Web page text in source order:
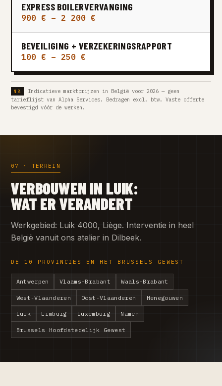
EXPRESS BOILERVERVANGING
900 € – 2 200 €
BEVEILIGING + VERZEKERINGSRAPPORT
100 € – 250 €
Indicatieve marktprijzen in België voor 2026 — geen
tarieflijst van Alpha Services. Bedragen excl. btw. Vaste offerte
bevestigd vóór de werken.
07 · TERREIN
VERBOUWEN IN LUIK:
WAT ER VERANDERT
Werkgebied: Luik 4000, Liège. Interventie in heel
België vanuit ons atelier in Dilbeek.
DE 10 PROVINCIES EN HET BRUSSELS GEWEST
Antwerpen Vlaams-Brabant Waals-Brabant
West-Vlaanderen Oost-Vlaanderen Henegouwen
Luik Limburg Luxemburg Namen
Brussels Hoofdstedelijk Gewest